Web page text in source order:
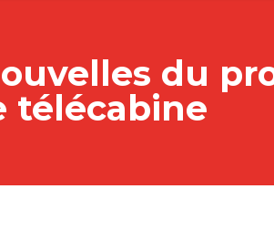
du
télécabine